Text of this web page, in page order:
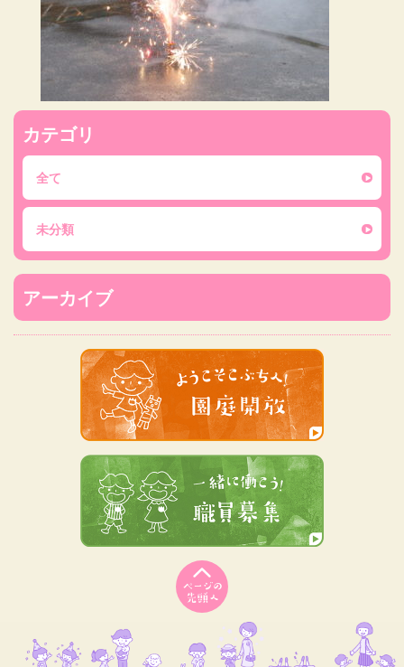
カテゴリ
全て
未分類
アーカイブ